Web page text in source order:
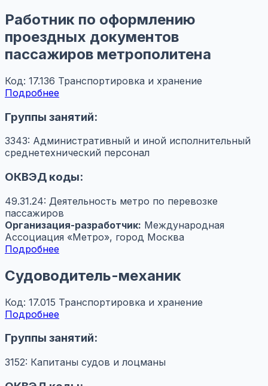
Работник по оформлению
проездных документов
пассажиров метрополитена
Код: 17.136 Транспортировка и хранение
Подробнее
Группы занятий:
3343: Административный и иной исполнительный
среднетехнический персонал
ОКВЭД коды:
49.31.24: Деятельность метро по перевозке
пассажиров
Организация-разработчик: Международная
Ассоциация «Метро», город Москва
Подробнее
Судоводитель-механик
Код: 17.015 Транспортировка и хранение
Подробнее
Группы занятий:
3152: Капитаны судов и лоцманы